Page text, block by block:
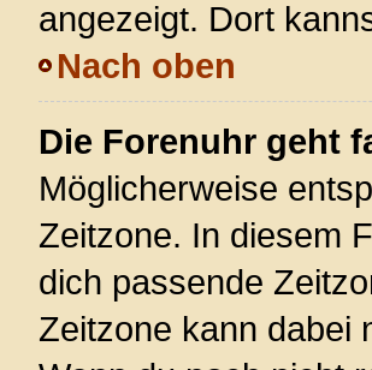
angezeigt. Dort
Nach oben
Die Forenuhr geht
Möglicherweise
Zeitzone. In diesem
dich passende
Zeitzone kann dabei